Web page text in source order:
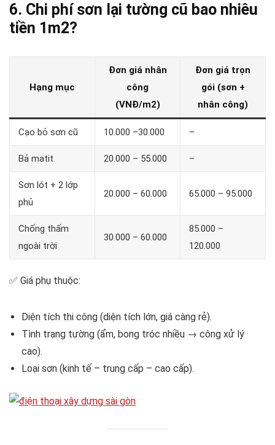
6. Chi phí sơn lại tường cũ bao nhiêu
tiền 1m2?
Hạng mục
Đơn giá nhân
công
(VNĐ/m2)
Đơn giá trọn
gói (sơn +
nhân công)
Cạo bỏ sơn cũ 10.000 –30.000 –
Bả matit 20.000 – 55.000 –
Sơn lót + 2 lớp
phủ
20.000 – 60.000 65.000 – 95.000
Chống thấm
ngoài trời
30.000 – 60.000
85.000 –
120.000
✅ Giá phụ thuộc:
Diện tích thi công (diện tích lớn, giá càng rẻ).
Tình trạng tường (ẩm, bong tróc nhiều → công xử lý
cao).
Loại sơn (kinh tế – trung cấp – cao cấp).